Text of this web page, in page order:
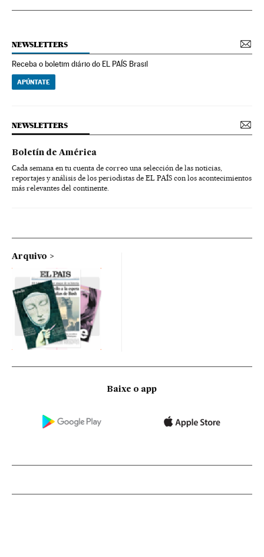
NEWSLETTERS
Receba o boletim diário do EL PAÍS Brasil
APÚNTATE
NEWSLETTERS
Boletín de América
Cada semana en tu cuenta de correo una selección de las noticias,
reportajes y análisis de los periodistas de EL PAÍS con los acontecimientos
más relevantes del continente.
Arquivo
Baixe o app